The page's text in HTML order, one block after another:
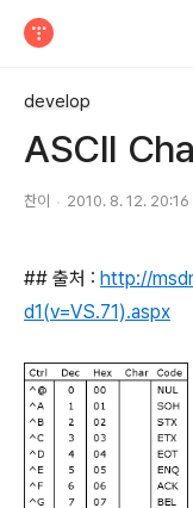
develop
ASCII
찬이 2010. 8. 12. 20:16
## 출처 : http://
d1(v=VS.71).aspx